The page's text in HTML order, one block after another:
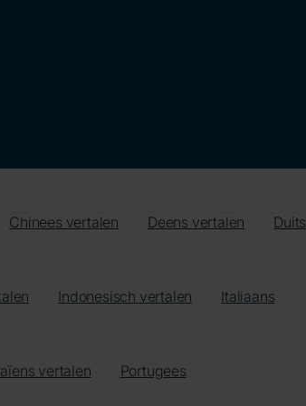
Chinees vertalen Deens vertalen
Duits
Indonesisch vertalen
Italiaans
vertalen
Portugees